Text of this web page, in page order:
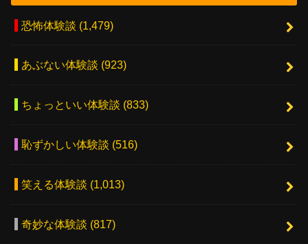
恐怖体験談 (1,479)
あぶない体験談 (923)
ちょっといい体験談 (833)
恥ずかしい体験談 (516)
笑える体験談 (1,013)
奇妙な体験談 (817)